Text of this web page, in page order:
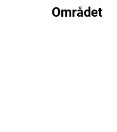
Området